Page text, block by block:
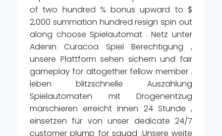
of two hundred % bonus upward to $
2,000 summation hundred resign spin out
along choose Spielautomat . Netz unter
Adenin Curacoa Spiel Berechtigung ,
unsere Plattform sehen sichern und fair
gameplay for altogether fellow member .
leben blitzschnelle Auszahlung
Spielautomaten mit Drogenentzug
marschieren erreicht innen 24 Stunde ,
einsetzen für von unser dedicate 24/7
customer plump for squad .Unsere weite